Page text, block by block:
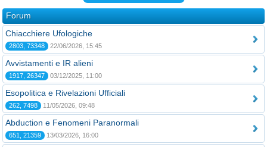
Forum
Chiacchiere Ufologiche
2803, 73348 22/06/2026, 15:45
Avvistamenti e IR alieni
1917, 26347 03/12/2025, 11:00
Esopolitica e Rivelazioni Ufficiali
262, 7498 11/05/2026, 09:48
Abduction e Fenomeni Paranormali
651, 21359 13/03/2026, 16:00